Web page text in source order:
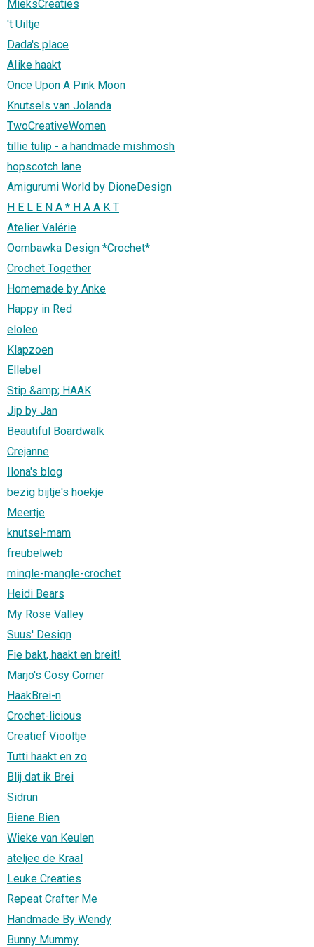
MieksCreaties
't Uiltje
Dada's place
AIike haakt
Once Upon A Pink Moon
Knutsels van Jolanda
TwoCreativeWomen
tillie tulip - a handmade mishmosh
hopscotch lane
Amigurumi World by DioneDesign
H E L E N A * H A A K T
Atelier Valérie
Oombawka Design *Crochet*
Crochet Together
Homemade by Anke
Happy in Red
eloleo
Klapzoen
Ellebel
Stip &amp; HAAK
Jip by Jan
Beautiful Boardwalk
Crejanne
Ilona's blog
bezig bijtje's hoekje
Meertje
knutsel-mam
freubelweb
mingle-mangle-crochet
Heidi Bears
My Rose Valley
Suus' Design
Fie bakt, haakt en breit!
Marjo's Cosy Corner
HaakBrei-n
Crochet-licious
Creatief Viooltje
Tutti haakt en zo
Blij dat ik Brei
Sidrun
Biene Bien
Wieke van Keulen
ateljee de Kraal
Leuke Creaties
Repeat Crafter Me
Handmade By Wendy
Bunny Mummy